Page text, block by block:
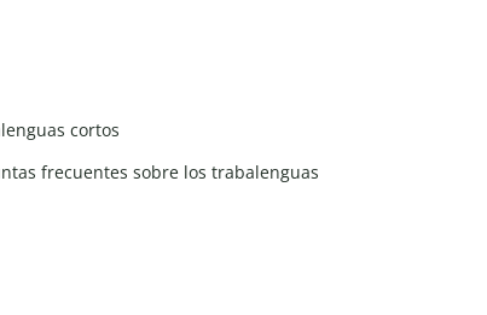
cortos
frecuentes sobre los trabalenguas